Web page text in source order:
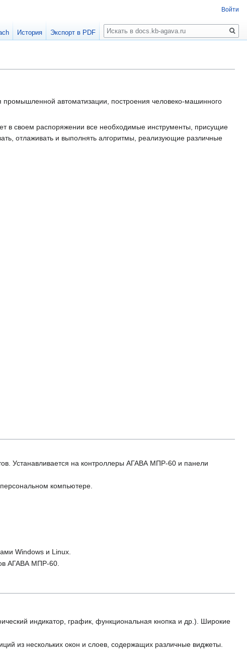
автоматизации, построения человеко-машинного
в своем распоряжении все необходимые инструменты, присущие
отлаживать и выполнять алгоритмы, реализующие различные
Устанавливается на контроллеры АГАВА МПР-60 и панели
компьютере.
Windows и Linux.
АГАВА МПР-60.
индикатор, график, функциональная кнопка и др.). Широкие
из нескольких окон и слоев, содержащих различные виджеты.
Войти
История Экспорт в PDF
Поиск